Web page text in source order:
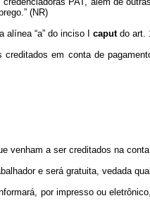
(NR)
“a” do inciso I caputdo art.
em conta de
venham a ser creditados na
e será gratuita, vedada
por impresso ou